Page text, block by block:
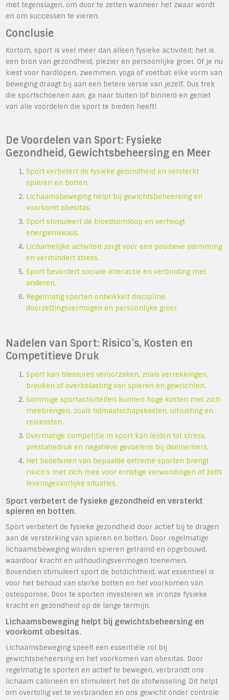
met tegenslagen, om door te zetten wanneer het zwaar wordt
en om successen te vieren.
Conclusie
Kortom, sport is veel meer dan alleen fysieke activiteit; het is
een bron van gezondheid, plezier en persoonlijke groei. Of je nu
kiest voor hardlopen, zwemmen, yoga of voetbal; elke vorm van
beweging draagt bij aan een betere versie van jezelf. Dus trek
die sportschoenen aan, ga naar buiten (of binnen) en geniet
van alle voordelen die sport te bieden heeft!
De Voordelen van Sport: Fysieke
Gezondheid, Gewichtsbeheersing en Meer
Sport verbetert de fysieke gezondheid en versterkt
spieren en botten.
Lichaamsbeweging helpt bij gewichtsbeheersing en
voorkomt obesitas.
Sport stimuleert de bloedsomloop en verhoogt
energieniveaus.
Lichamelijke activiteit zorgt voor een positieve stemming
en vermindert stress.
Sport bevordert sociale interactie en verbinding met
anderen.
Regelmatig sporten ontwikkelt discipline,
doorzettingsvermogen en persoonlijke groei.
Nadelen van Sport: Risico’s, Kosten en
Competitieve Druk
Sport kan blessures veroorzaken, zoals verrekkingen,
breuken of overbelasting van spieren en gewrichten.
Sommige sportactiviteiten kunnen hoge kosten met zich
meebrengen, zoals lidmaatschapskosten, uitrusting en
reiskosten.
Overmatige competitie in sport kan leiden tot stress,
prestatiedruk en negatieve gevoelens bij deelnemers.
Het beoefenen van bepaalde extreme sporten brengt
risico’s met zich mee voor ernstige verwondingen of zelfs
levensgevaarlijke situaties.
Sport verbetert de fysieke gezondheid en versterkt
spieren en botten.
Sport verbetert de fysieke gezondheid door actief bij te dragen
aan de versterking van spieren en botten. Door regelmatige
lichaamsbeweging worden spieren getraind en opgebouwd,
waardoor kracht en uithoudingsvermogen toenemen.
Bovendien stimuleert sport de botdichtheid, wat essentieel is
voor het behoud van sterke botten en het voorkomen van
osteoporose. Door te sporten investeren we in onze fysieke
kracht en gezondheid op de lange termijn.
Lichaamsbeweging helpt bij gewichtsbeheersing en
voorkomt obesitas.
Lichaamsbeweging speelt een essentiële rol bij
gewichtsbeheersing en het voorkomen van obesitas. Door
regelmatig te sporten en actief te bewegen, verbrandt ons
lichaam calorieën en stimuleert het de stofwisseling. Dit helpt
om overtollig vet te verbranden en ons gewicht onder controle